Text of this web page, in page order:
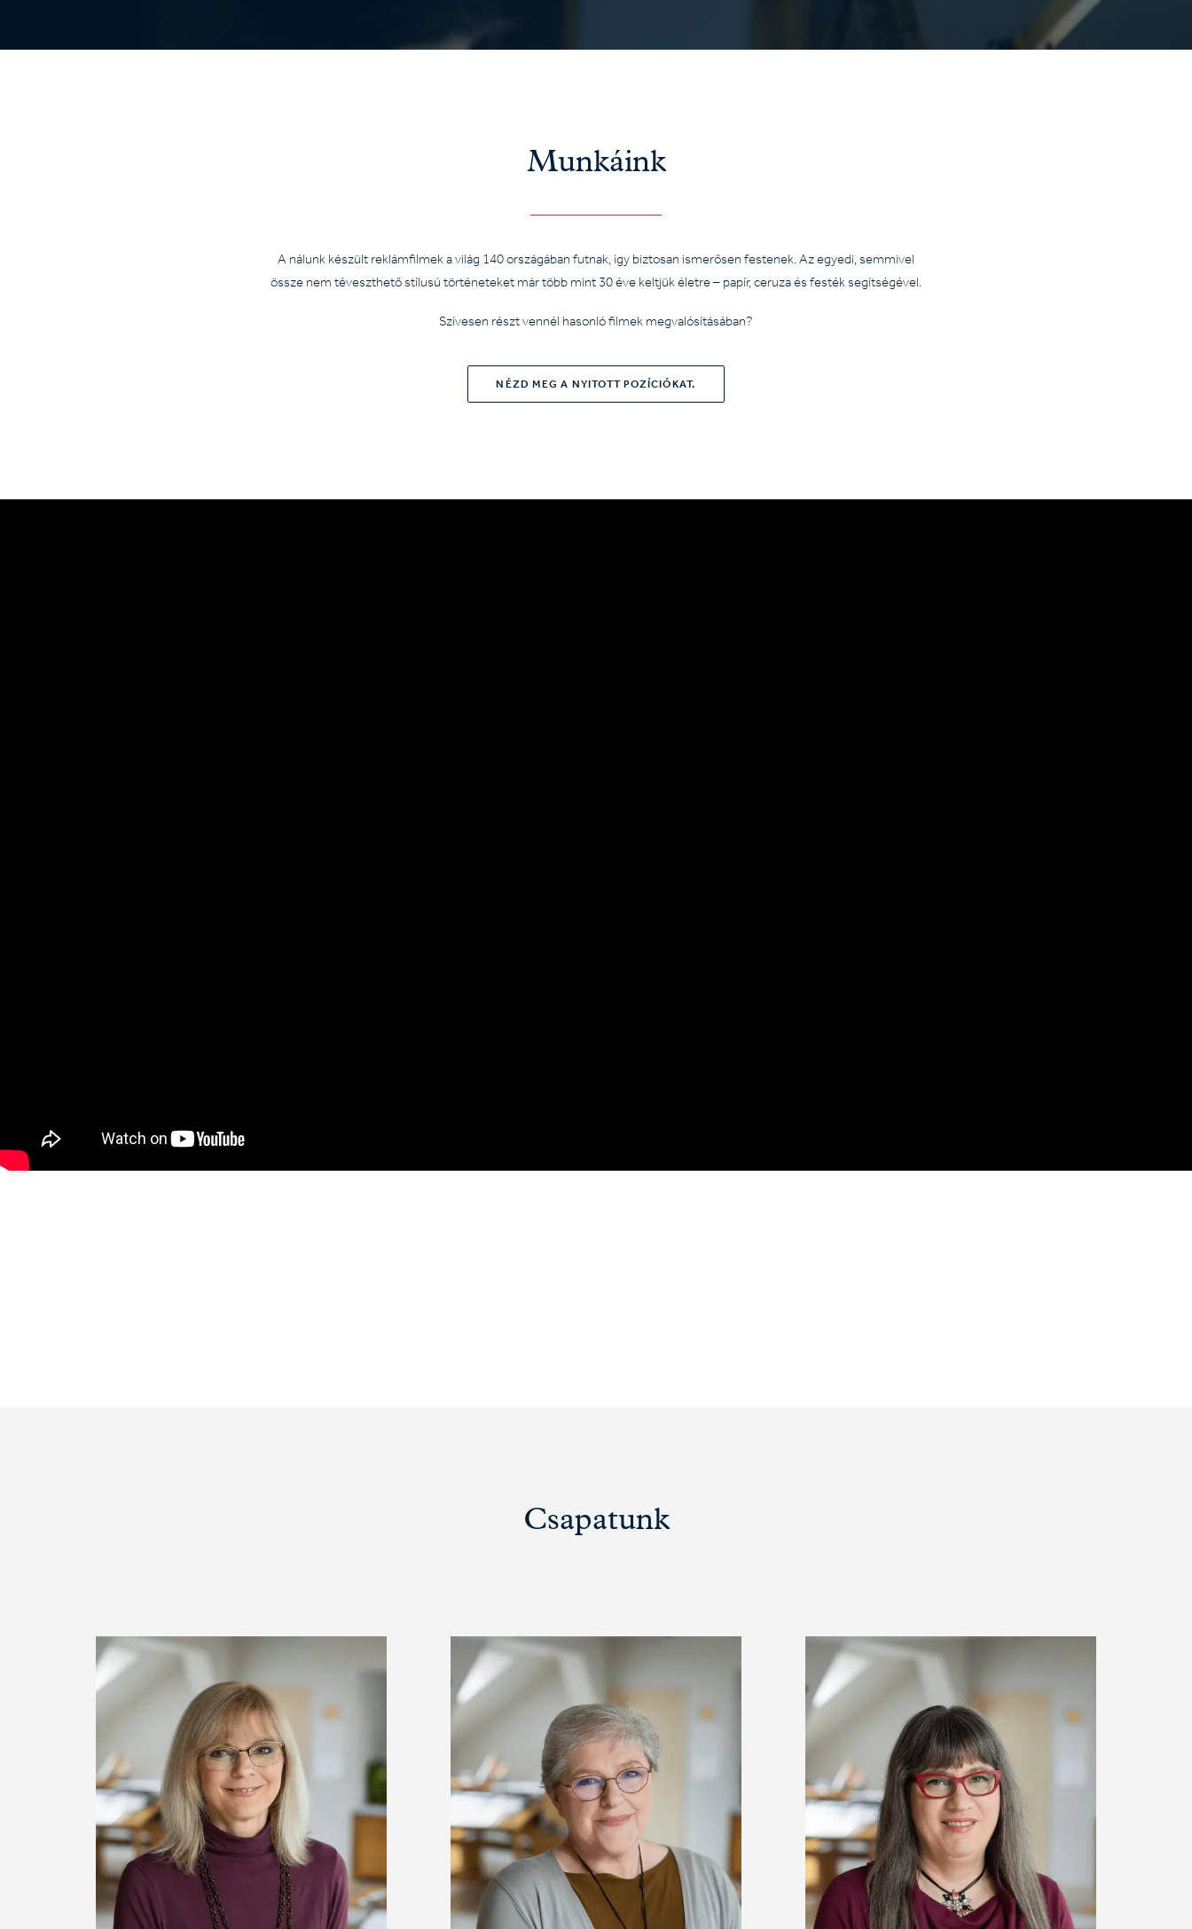
Munkáink
A nálunk készült reklámfilmek a világ 140 országában futnak, így biztosan ismerősen festenek. Az egyedi, semmivel
össze nem téveszthető stílusú történeteket már több mint 30 éve keltjük életre – papír, ceruza és festék segítségével.
Szívesen részt vennél hasonló filmek megvalósításában?
NÉZD MEG A NYITOTT POZÍCIÓKAT.
Csapatunk